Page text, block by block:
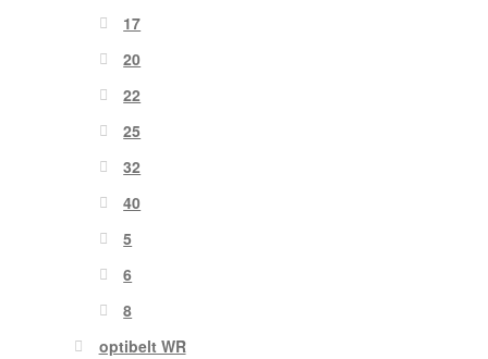
17
20
22
25
32
40
5
6
8
optibelt WR